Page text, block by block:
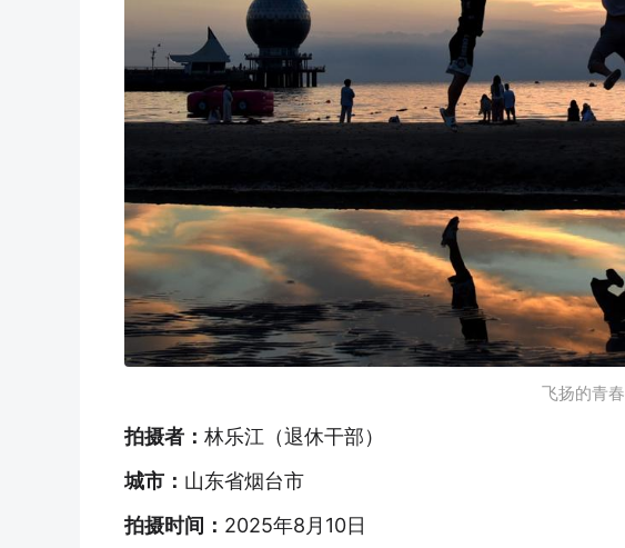
飞扬的青春
拍摄者： 林乐江（退休干部）
城市： 山东省烟台市
拍摄时间： 2025年8月10日